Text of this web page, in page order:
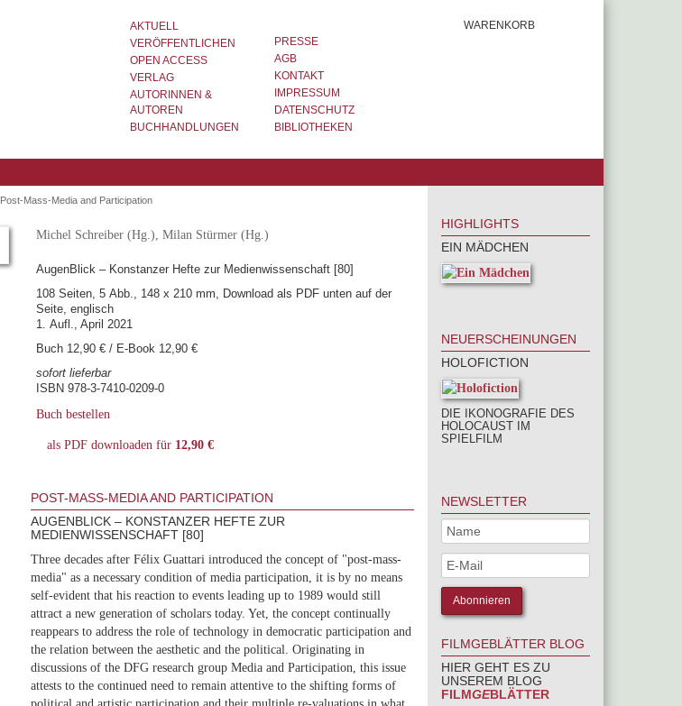
AKTUELL
VERÖFFENTLICHEN
OPEN ACCESS
VERLAG
AUTORINNEN &
AUTOREN
BUCHHANDLUNGEN
PRESSE
AGB
KONTAKT
IMPRESSUM
DATENSCHUTZ
BIBLIOTHEKEN
WARENKORB
Post-Mass-Media and Participation
Michel Schreiber (Hg.), Milan Stürmer (Hg.)
AugenBlick – Konstanzer Hefte zur Medienwissenschaft [80]
108 Seiten, 5 Abb., 148 x 210 mm, Download als PDF unten auf der
Seite, englisch
1. Aufl., April 2021
Buch 12,90 € / E-Book 12,90 €
sofort lieferbar
ISBN 978-3-7410-0209-0
Buch bestellen
als PDF downloaden für 12,90 €
POST-MASS-MEDIA AND PARTICIPATION
AUGENBLICK – KONSTANZER HEFTE ZUR
MEDIENWISSENSCHAFT [80]
Three decades after Félix Guattari introduced the concept of "post-mass-
media" as a necessary condition of media participation, it is by no means
self-evident that his reaction to events leading up to 1989 would still
attract a new generation of scholars today. Yet, the concept continually
reappears to address the role of technology in democratic participation and
the relation between the aesthetic and the political. Originating in
discussions of the DFG research group Media and Participation, this issue
attests to the continued need to remain attentive to the shifting forms of
HIGHLIGHTS
EIN MÄDCHEN
NEUERSCHEINUNGEN
HOLOFICTION
DIE IKONOGRAFIE DES
HOLOCAUST IM
SPIELFILM
NEWSLETTER
FILMGEBLÄTTER BLOG
HIER GEHT ES ZU
UNSEREM BLOG
FILMGEBLÄTTER